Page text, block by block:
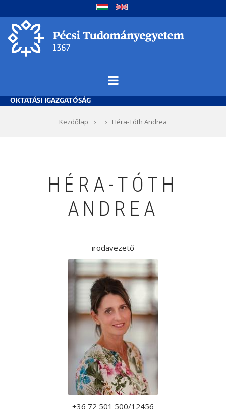
a
tartalomra
OKTATÁSI IGAZGATÓSÁG
Kezdőlap Héra-Tóth Andrea
HÉRA-TÓTH
ANDREA
irodavezető
+36 72 501 500/12456